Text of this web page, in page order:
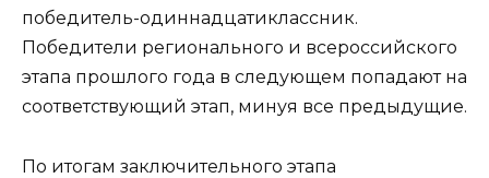
победитель-одиннадцатиклассник.
Победители регионального и всероссийского
этапа прошлого года в следующем попадают на
соответствующий этап, минуя все предыдущие.
По итогам заключительного этапа